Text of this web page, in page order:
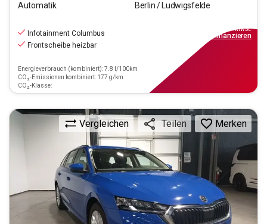
Automatik
Berlin / Ludwigsfelde
Infotainment Columbus
Frontscheibe heizbar
Energieverbrauch (kombiniert): 7.8 l/100km
CO₂-Emissionen kombiniert: 177 g/km
CO₂-Klasse:
inkl.MwSt.
finanzieren
Vergleichen Teilen Merken